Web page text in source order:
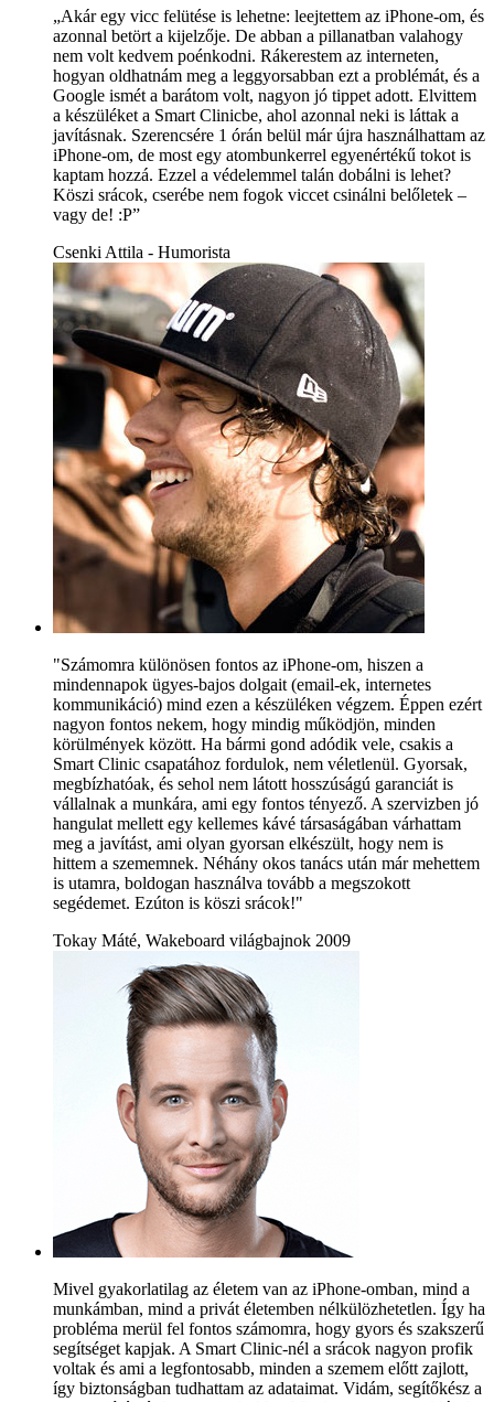
„Akár egy vicc felütése is lehetne: leejtettem az iPhone-om, és
azonnal betört a kijelzője. De abban a pillanatban valahogy
nem volt kedvem poénkodni. Rákerestem az interneten,
hogyan oldhatnám meg a leggyorsabban ezt a problémát, és a
Google ismét a barátom volt, nagyon jó tippet adott. Elvittem
a készüléket a Smart Clinicbe, ahol azonnal neki is láttak a
javításnak. Szerencsére 1 órán belül már újra használhattam az
iPhone-om, de most egy atombunkerrel egyenértékű tokot is
kaptam hozzá. Ezzel a védelemmel talán dobálni is lehet?
Köszi srácok, cserébe nem fogok viccet csinálni belőletek –
vagy de! :P”
Csenki Attila - Humorista
"Számomra különösen fontos az iPhone-om, hiszen a
mindennapok ügyes-bajos dolgait (email-ek, internetes
kommunikáció) mind ezen a készüléken végzem. Éppen ezért
nagyon fontos nekem, hogy mindig működjön, minden
körülmények között. Ha bármi gond adódik vele, csakis a
Smart Clinic csapatához fordulok, nem véletlenül. Gyorsak,
megbízhatóak, és sehol nem látott hosszúságú garanciát is
vállalnak a munkára, ami egy fontos tényező. A szervizben jó
hangulat mellett egy kellemes kávé társaságában várhattam
meg a javítást, ami olyan gyorsan elkészült, hogy nem is
hittem a szememnek. Néhány okos tanács után már mehettem
is utamra, boldogan használva tovább a megszokott
segédemet. Ezúton is köszi srácok!"
Tokay Máté, Wakeboard világbajnok 2009
Mivel gyakorlatilag az életem van az iPhone-omban, mind a
munkámban, mind a privát életemben nélkülözhetetlen. Így ha
probléma merül fel fontos számomra, hogy gyors és szakszerű
segítséget kapjak. A Smart Clinic-nél a srácok nagyon profik
voltak és ami a legfontosabb, minden a szemem előtt zajlott,
így biztonságban tudhattam az adataimat. Vidám, segítőkész a